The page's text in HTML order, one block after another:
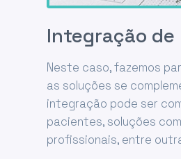
Integração
Neste caso, fazemos
as soluções se
integração pode ser
pacientes, soluções
profissionais, entre